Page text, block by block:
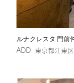
ルナクレスタ 門前仲
​ADD 東京都江東